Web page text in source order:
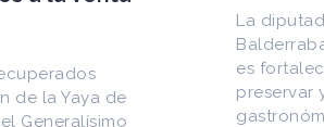
Balderrabano indicó que el propósito
es fortalecer la promoción turística,
preservar y difundir el patrimonio
gastronómico poblano e